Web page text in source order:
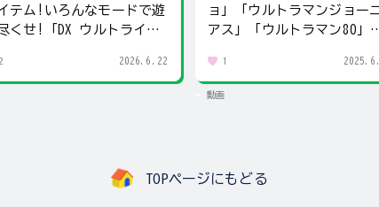
テム!いろんなモードで遊
くせ!「DX ウルトライズ
2 2026.6.22
ョ」「ウルトラマンジョー
アス」「ウルトラマン80」
1
動画
TOPページにもどる